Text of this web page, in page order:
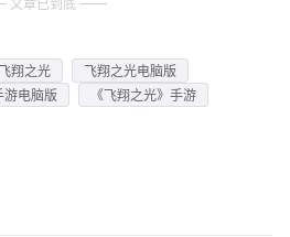
文章已到底
翔之光
飞翔之光电脑版
游电脑版 《飞翔之光》手游